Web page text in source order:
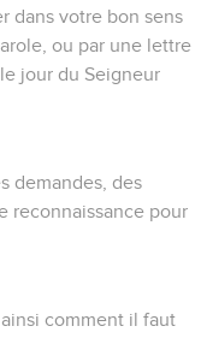
dans votre bon sens
ou par une lettre
jour du Seigneur
demandes, des
reconnaissance pour
comment il faut